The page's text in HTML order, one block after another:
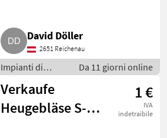
David Döller
2651 Reichenau
Impianti di
movimentazione
e trasporto /
Soffiatori
Da 11 giorni online
Verkaufe
Heugebläse S-
1 €
IVA
indetraibile